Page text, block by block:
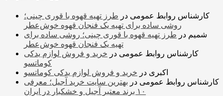
کارشناس روابط عمومی در طرز تهیه قهوه با قوری چینی؛
روشی ساده برای تهیه یک فنجان قهوه خوش‌عطر
شمیم در طرز تهیه قهوه با قوری چینی؛ روشی ساده برای
تهیه یک فنجان قهوه خوش‌عطر
کارشناس روابط عمومی در خرید و فروش لوازم یدکی
کوماتسو
اکبری در خرید و فروش لوازم یدکی کوماتسو
کارشناس روابط عمومی در بهترین سایت خرید آجیل؛ معرفی
۱۰ برند معتبر آجیل و خشکبار در ایران